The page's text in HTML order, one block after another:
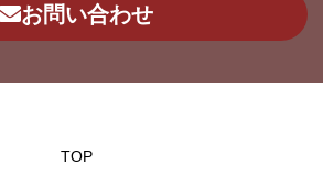
お問い合わせ
TOP